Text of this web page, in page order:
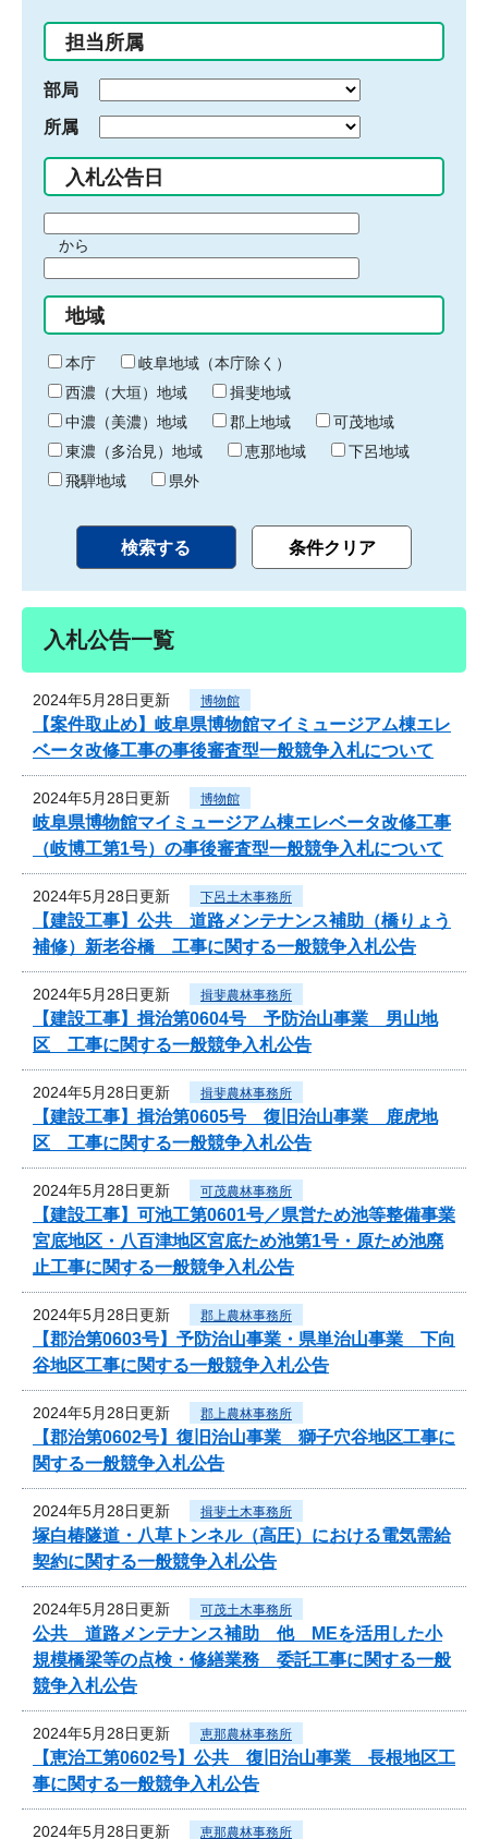
入
力
担当所属
部局
所属
入札公告日
間
始
り
から
間
終
わ
り
地域
本庁
岐阜地域（本庁除く）
西濃（大垣）地域
揖斐地域
中濃（美濃）地域
郡上地域
可茂地域
東濃（多治見）地域
恵那地域
下呂地域
飛騨地域
県外
入札公告一覧
2024年5月28日更新 博物館
【案件取止め】岐阜県博物館マイミュージアム棟エレ
ベータ改修工事の事後審査型一般競争入札について
2024年5月28日更新 博物館
岐阜県博物館マイミュージアム棟エレベータ改修工事
（岐博工第1号）の事後審査型一般競争入札について
2024年5月28日更新 下呂土木事務所
【建設工事】公共 道路メンテナンス補助（橋りょう
補修）新老谷橋 工事に関する一般競争入札公告
2024年5月28日更新 揖斐農林事務所
【建設工事】揖治第0604号 予防治山事業 男山地
区 工事に関する一般競争入札公告
2024年5月28日更新 揖斐農林事務所
【建設工事】揖治第0605号 復旧治山事業 鹿虎地
区 工事に関する一般競争入札公告
2024年5月28日更新 可茂農林事務所
【建設工事】可池工第0601号／県営ため池等整備事業
宮底地区・八百津地区宮底ため池第1号・原ため池廃
止工事に関する一般競争入札公告
2024年5月28日更新 郡上農林事務所
【郡治第0603号】予防治山事業・県単治山事業 下向
谷地区工事に関する一般競争入札公告
2024年5月28日更新 郡上農林事務所
【郡治第0602号】復旧治山事業 獅子穴谷地区工事に
関する一般競争入札公告
2024年5月28日更新 揖斐土木事務所
塚白椿隧道・八草トンネル（高圧）における電気需給
契約に関する一般競争入札公告
2024年5月28日更新 可茂土木事務所
公共 道路メンテナンス補助 他 MEを活用した小
規模橋梁等の点検・修繕業務 委託工事に関する一般
競争入札公告
2024年5月28日更新 恵那農林事務所
【恵治工第0602号】公共 復旧治山事業 長根地区工
事に関する一般競争入札公告
2024年5月28日更新 恵那農林事務所